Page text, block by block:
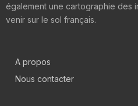
également une cartographie des
venir sur le sol français.
A propos
Nous contacter